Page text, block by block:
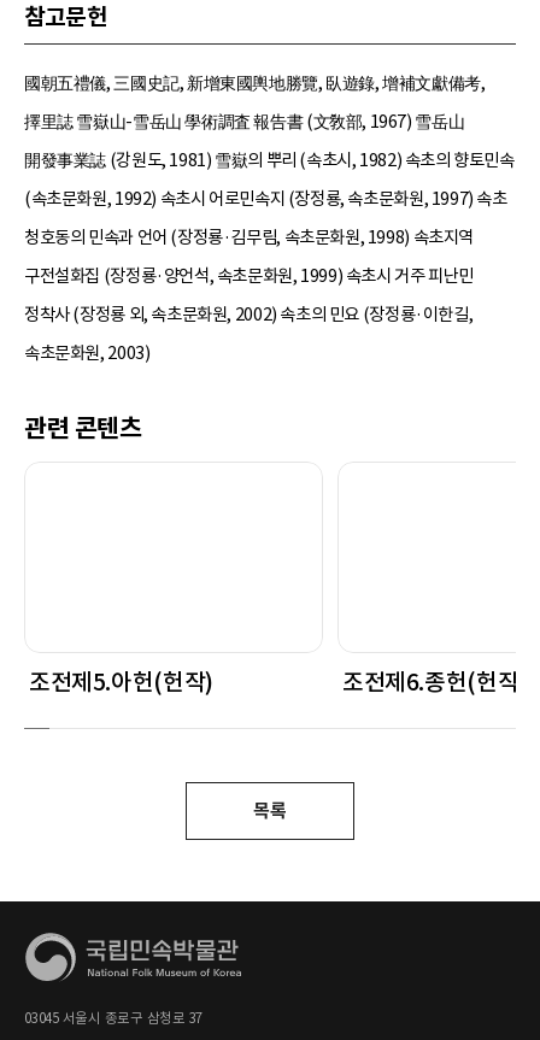
참고문헌
國朝五禮儀, 三國史記, 新增東國輿地勝覽, 臥遊錄, 增補文獻備考,
擇里誌 雪嶽山-雪岳山 學術調査 報告書 (文敎部, 1967) 雪岳山
開發事業誌 (강원도, 1981) 雪嶽의 뿌리 (속초시, 1982) 속초의 향토민속
(속초문화원, 1992) 속초시 어로민속지 (장정룡, 속초문화원, 1997) 속초
청호동의 민속과 언어 (장정룡·김무림, 속초문화원, 1998) 속초지역
구전설화집 (장정룡·양언석, 속초문화원, 1999) 속초시 거주 피난민
정착사 (장정룡 외, 속초문화원, 2002) 속초의 민요 (장정룡·이한길,
속초문화원, 2003)
관련 콘텐츠
조전제5.아헌(헌작) 조전제6.종헌(헌작)
목록
03045 서울시 종로구 삼청로 37